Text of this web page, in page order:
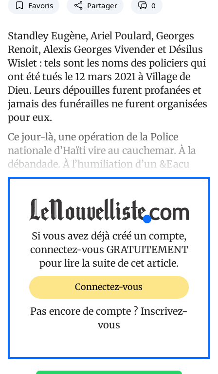
Favoris Partager 0
Standley Eugène, Ariel Poulard, Georges
Renoit, Alexis Georges Vivender et Désilus
Wislet : tels sont les noms des policiers qui
ont été tués le 12 mars 2021 à Village de
Dieu. Leurs dépouilles furent profanées et
jamais des funérailles ne furent organisées
pour eux.
Ce jour-là, une opération de la Police
nationale d’Haïti vire au cauchemar. À la
débandade. À l’humiliation d’un &Eacu
Si vous avez déjà créé un compte,
connectez-vous GRATUITEMENT
pour lire la suite de cet article.
Connectez-vous
Pas encore de compte ? Inscrivez-
vous